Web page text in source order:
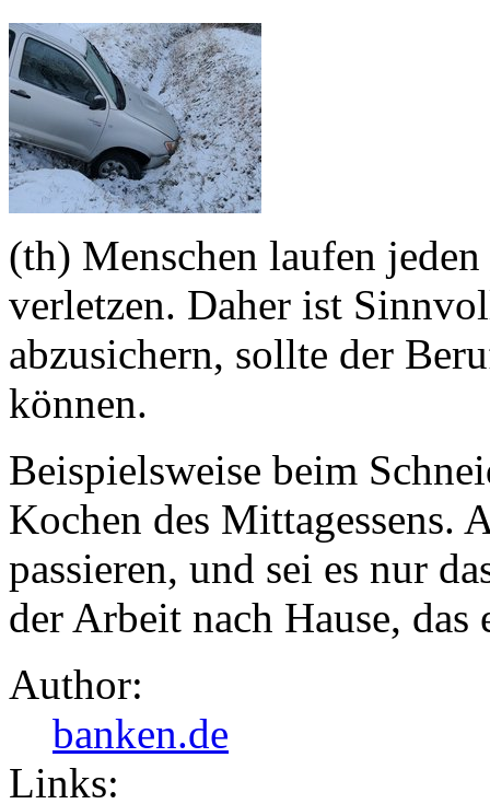
(th) Menschen laufen
verletzen. Daher ist
abzusichern, sollte der
können.
Beispielsweise beim
Kochen des Mittagessens.
passieren, und sei es nur
der Arbeit nach Hause, das
Author:
banken.de
Links: